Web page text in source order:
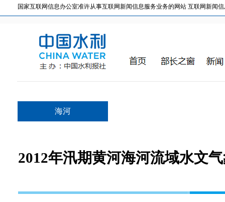
国家互联网信息办公室准许从事互联网新闻信息服务业务的网站 互联网新闻信
海河
2012年汛期黄河海河流域水文